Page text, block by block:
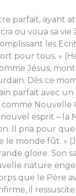
parfait, ayant
ou voua sa
les
pour tous. »
Jésus,
Dès ce
parfait avec
comme
nouvel esprit –
Il pria pour que
le monde fût. »
gloire. Son
nature
que le Père
il